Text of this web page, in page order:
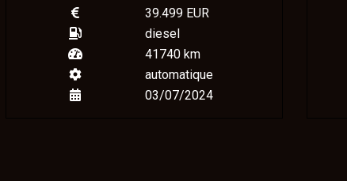
39.499 EUR
diesel
41740 km
automatique
03/07/2024